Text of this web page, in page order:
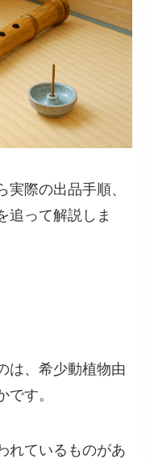
実際の出品手順、
追って解説しま
は、希少動植物由
す。
れているものがあ